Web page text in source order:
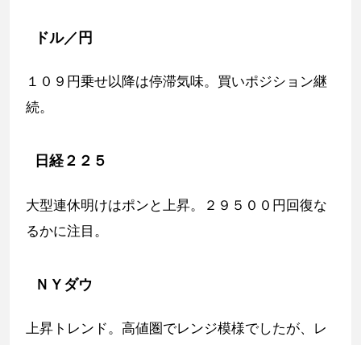
ドル／円
１０９円乗せ以降は停滞気味。買いポジション継
続。
日経２２５
大型連休明けはポンと上昇。２９５００円回復な
るかに注目。
ＮＹダウ
上昇トレンド。高値圏でレンジ模様でしたが、レ